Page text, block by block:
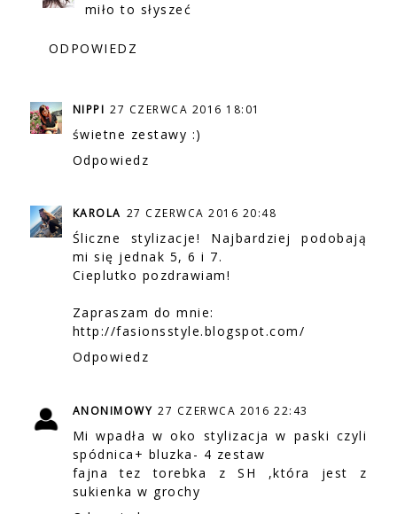
miło to słyszeć
ODPOWIEDZ
NIPPI 27 CZERWCA 2016 18:01
świetne zestawy :)
Odpowiedz
KAROLA 27 CZERWCA 2016 20:48
Śliczne stylizacje! Najbardziej podobają
mi się jednak 5, 6 i 7.
Cieplutko pozdrawiam!
Zapraszam do mnie:
http://fasionsstyle.blogspot.com/
Odpowiedz
ANONIMOWY 27 CZERWCA 2016 22:43
Mi wpadła w oko stylizacja w paski czyli
spódnica+ bluzka- 4 zestaw
fajna tez torebka z SH ,która jest z
sukienka w grochy